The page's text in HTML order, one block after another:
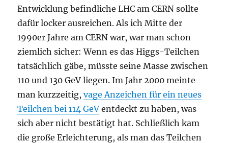
Entwicklung befindliche LHC am CERN sollte
dafür locker ausreichen. Als ich Mitte der
1990er Jahre am CERN war, war man schon
ziemlich sicher: Wenn es das Higgs-Teilchen
tatsächlich gäbe, müsste seine Masse zwischen
110 und 130 GeV liegen. Im Jahr 2000 meinte
man kurzzeitig,vage Anzeichen für ein neues
Teilchen bei 114 GeV entdeckt zu haben, was
sich aber nicht bestätigt hat. Schließlich kam
die große Erleichterung, als man das Teilchen